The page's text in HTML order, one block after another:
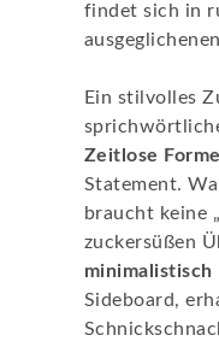
findet sich in
Ein stilvolles
Zeitlose
Statement.
braucht keine
zuckersüßen
minimalistisch
Sideboard,